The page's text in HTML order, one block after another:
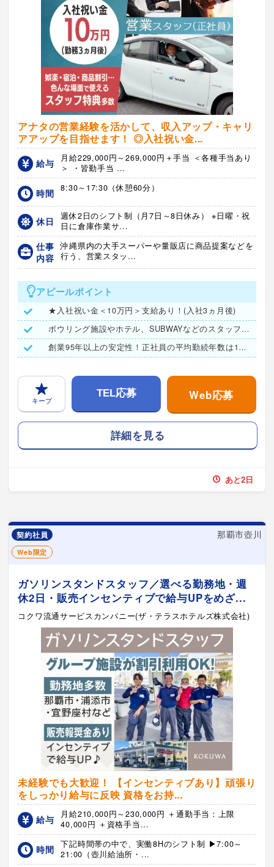
アナタの営業経験を活かして、収入アップ・キャリ
アアップを目指せます！ ◎入社祝い金...
給与
月給229,000円～269,000円＋手当 ＜各種手当あり
＞ ・皆勤手当 ...
時間 8:30～17:30（休憩60分）
休日
週休2日のシフト制（月7日～8日休み） ※日曜・祝
日に倉庫作業サ...
仕事
内容
沖縄県内の大手スーパーや量販店に商品提案などを
行う、営業スタッ...
アピールポイント
★入社祝い金＜10万円＞支給あり！(入社3ヵ月後)
ボウリング施設やホテル、SUBWAYなどのスタッフ割引あり♪
創業95年以上の安定性！正社員の平均勤続年数は15年以上
キープ
TEL応募 Web応募
詳細を見る
あと2日
契約社員 那覇市壺川
Web限定
ガソリンスタンドスタッフ／選べる勤務地・週
休2日・販売インセンティブで給与UPをめざ...
コクワ流通サービスカンパニー(ザ・テラスホテルズ株式会社)
未経験でも大歓迎！ 【インセンティブあり】頑張り
をしっかり給与に反映 資格をお持...
給与
月給210,000円～230,000円 ＋通勤手当：上限
40,000円 ＋資格手当...
時間
下記時間帯の中で、実働8Hのシフト制 ▶7:00～
21:00（壺川給油所・...